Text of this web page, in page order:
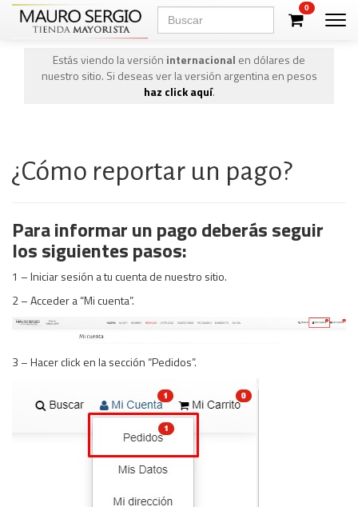
0
Estás viendo la versión internacional en dólares de
nuestro sitio. Si deseas ver la versión argentina en pesos
haz click aquí.
¿Cómo reportar un pago?
Para informar un pago deberás seguir
los siguientes pasos:
1 – Iniciar sesión a tu cuenta de nuestro sitio.
2 – Acceder a “Mi cuenta”.
3 – Hacer click en la sección “Pedidos”.